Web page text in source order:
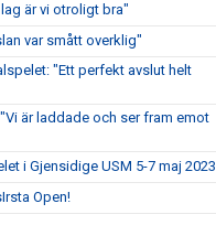
är vi otroligt bra"
var smått overklig"
"Ett perfekt avslut helt
är laddade och ser fram emot
i Gjensidige USM 5-7 maj 2023
Open!